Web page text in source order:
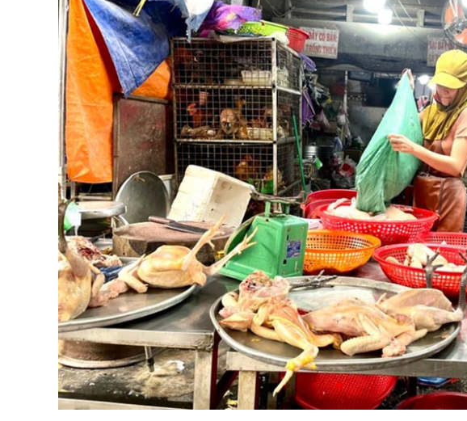
D3: Giải pháp ổn
VPA sát cánh cùng doanh nghiệp thúc
đẩy giao thương nội khối